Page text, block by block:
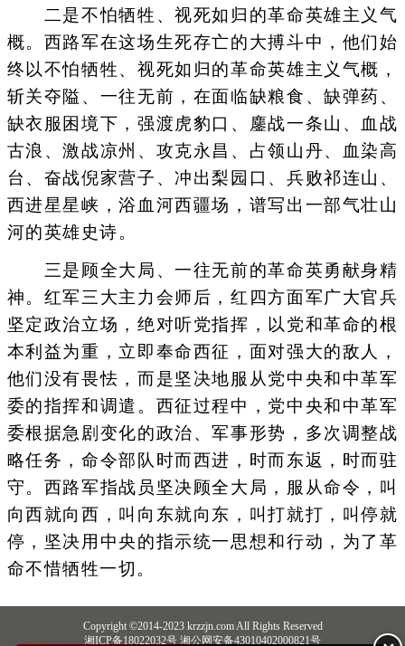
二是不怕牺牲、视死如归的革命英雄主义气
概。西路军在这场生死存亡的大搏斗中，他们始
终以不怕牺牲、视死如归的革命英雄主义气概，
斩关夺隘、一往无前，在面临缺粮食、缺弹药、
缺衣服困境下，强渡虎豹口、鏖战一条山、血战
古浪、激战凉州、攻克永昌、占领山丹、血染高
台、奋战倪家营子、冲出梨园口、兵败祁连山、
西进星星峡，浴血河西疆场，谱写出一部气壮山
河的英雄史诗。
三是顾全大局、一往无前的革命英勇献身精
神。红军三大主力会师后，红四方面军广大官兵
坚定政治立场，绝对听党指挥，以党和革命的根
本利益为重，立即奉命西征，面对强大的敌人，
他们没有畏怯，而是坚决地服从党中央和中革军
委的指挥和调遣。西征过程中，党中央和中革军
委根据急剧变化的政治、军事形势，多次调整战
略任务，命令部队时而西进，时而东返，时而驻
守。西路军指战员坚决顾全大局，服从命令，叫
向西就向西，叫向东就向东，叫打就打，叫停就
停，坚决用中央的指示统一思想和行动，为了革
命不惜牺牲一切。
Copyright ©2014-2023 krzzjn.com All Rights Reserved
湘ICP备18022032号 湘公网安备43010402000821号